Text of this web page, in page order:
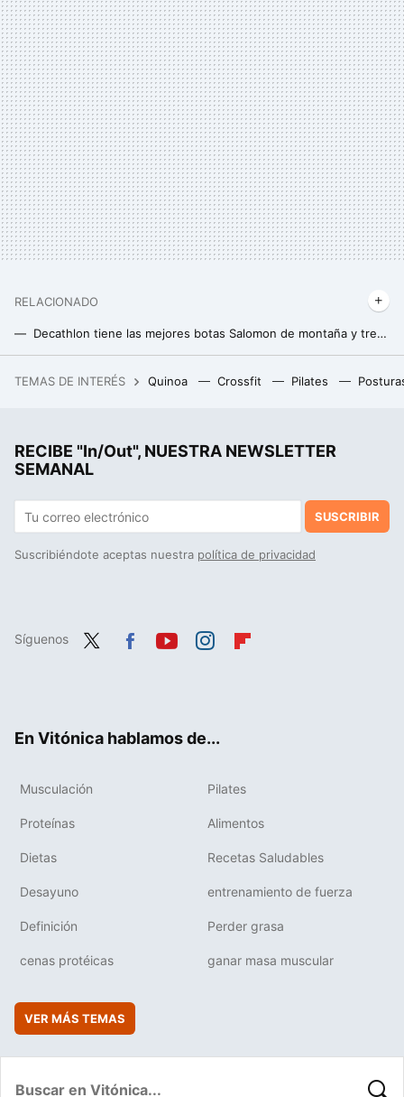
RELACIONADO
Decathlon tiene las mejores botas Salomon de montaña y trekking para los expertos en senderismo
Un joven de 19 años hackeó el iPhone, fue contratado por Apple y terminó despedido por no contestar a un correo
TEMAS DE INTERÉS Quinoa Crossfit Pilates
RECIBE "In/Out", NUESTRA NEWSLETTER
SEMANAL
SUSCRIBIR
Suscribiéndote aceptas nuestra política de privacidad
Síguenos
En Vitónica hablamos de...
Musculación Pilates
Proteínas Alimentos
Dietas Recetas Saludables
Desayuno entrenamiento de fuerza
Definición Perder grasa
cenas protéicas ganar masa muscular
VER MÁS TEMAS